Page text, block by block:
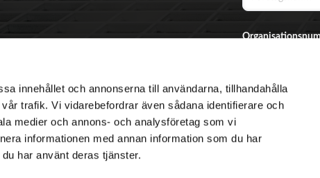
innehållet och annonserna till användarna, tillhandahålla
trafik. Vi vidarebefordrar även sådana identifierare och
medier och annons- och analysföretag som vi
informationen med annan information som du har
har använt deras tjänster.
Ja, jag vill